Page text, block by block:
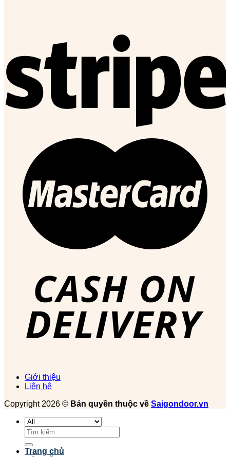
Giới thiệu
Liên hệ
Copyright 2026 © Bản quyền thuộc về Saigondoor.vn
Tìm
kiếm:
Trang chủ